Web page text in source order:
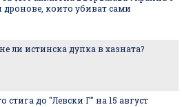
дронове, които убиват сами
ли истинска дупка в хазната?
стига до "Левски Г" на 15 август